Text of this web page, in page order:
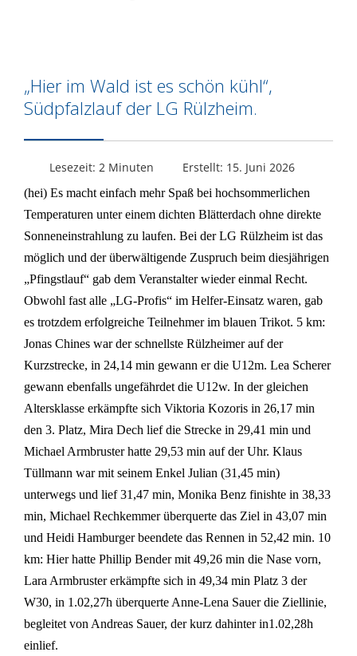
„Hier im Wald ist es schön kühl“,
Südpfalzlauf der LG Rülzheim.
Lesezeit: 2 Minuten Erstellt: 15. Juni 2026
(hei) Es macht einfach mehr Spaß bei hochsommerlichen
Temperaturen unter einem dichten Blätterdach ohne direkte
Sonneneinstrahlung zu laufen. Bei der LG Rülzheim ist das
möglich und der überwältigende Zuspruch beim diesjährigen
„Pfingstlauf“ gab dem Veranstalter wieder einmal Recht.
Obwohl fast alle „LG-Profis“ im Helfer-Einsatz waren, gab
es trotzdem erfolgreiche Teilnehmer im blauen Trikot. 5 km:
Jonas Chines war der schnellste Rülzheimer auf der
Kurzstrecke, in 24,14 min gewann er die U12m. Lea Scherer
gewann ebenfalls ungefährdet die U12w. In der gleichen
Altersklasse erkämpfte sich Viktoria Kozoris in 26,17 min
den 3. Platz, Mira Dech lief die Strecke in 29,41 min und
Michael Armbruster hatte 29,53 min auf der Uhr. Klaus
Tüllmann war mit seinem Enkel Julian (31,45 min)
unterwegs und lief 31,47 min, Monika Benz finishte in 38,33
min, Michael Rechkemmer überquerte das Ziel in 43,07 min
und Heidi Hamburger beendete das Rennen in 52,42 min. 10
km: Hier hatte Phillip Bender mit 49,26 min die Nase vorn,
Lara Armbruster erkämpfte sich in 49,34 min Platz 3 der
W30, in 1.02,27h überquerte Anne-Lena Sauer die Ziellinie,
begleitet von Andreas Sauer, der kurz dahinter in1.02,28h
einlief.